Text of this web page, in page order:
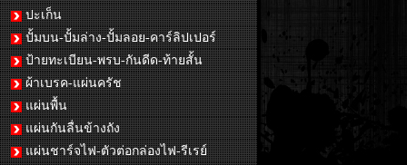
ปะเก็น
ปั้มบน-ปั้มล่าง-ปั้มลอย-คาร์ลิปเปอร์
ป้ายทะเบียน-พรบ-กันดีด-ท้ายสั้น
ผ้าเบรค-แผ่นครัช
แผ่นพื้น
แผ่นกันลื่นข้างถัง
แผ่นชาร์จไฟ-ตัวต่อกล่องไฟ-รีเรย์